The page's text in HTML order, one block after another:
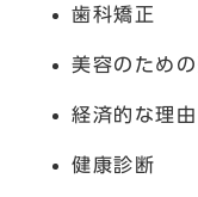
歯科矯正
美容のため
経済的な理
健康診断